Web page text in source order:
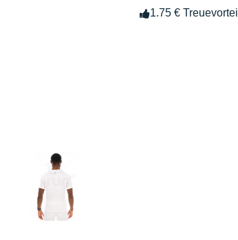
1.75 € Treuevorteil